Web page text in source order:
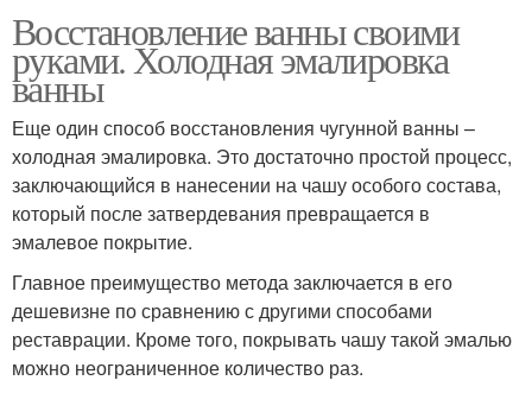
Восстановление ванны своими
руками. Холодная эмалировка
ванны
Еще один способ восстановления чугунной ванны –
холодная эмалировка. Это достаточно простой процесс,
заключающийся в нанесении на чашу особого состава,
который после затвердевания превращается в
эмалевое покрытие.
Главное преимущество метода заключается в его
дешевизне по сравнению с другими способами
реставрации. Кроме того, покрывать чашу такой эмалью
можно неограниченное количество раз.